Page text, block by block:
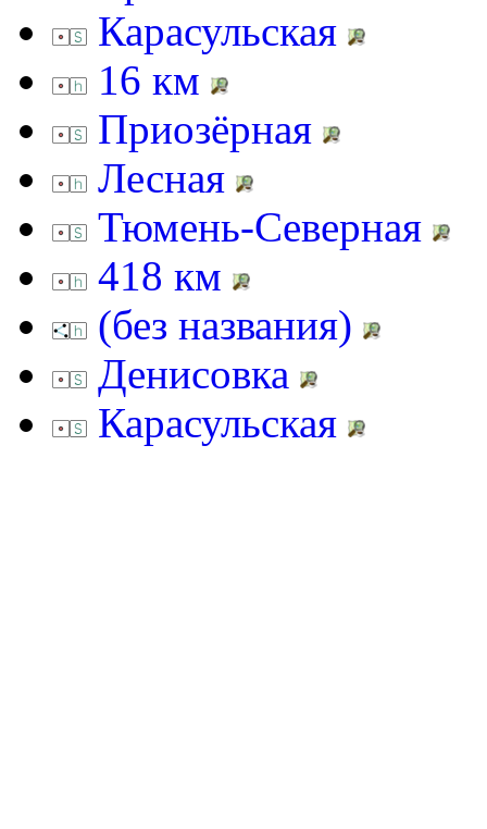
Карасульская
16 км
Приозёрная
Лесная
Тюмень-Северная
418 км
(без названия)
Денисовка
Карасульская